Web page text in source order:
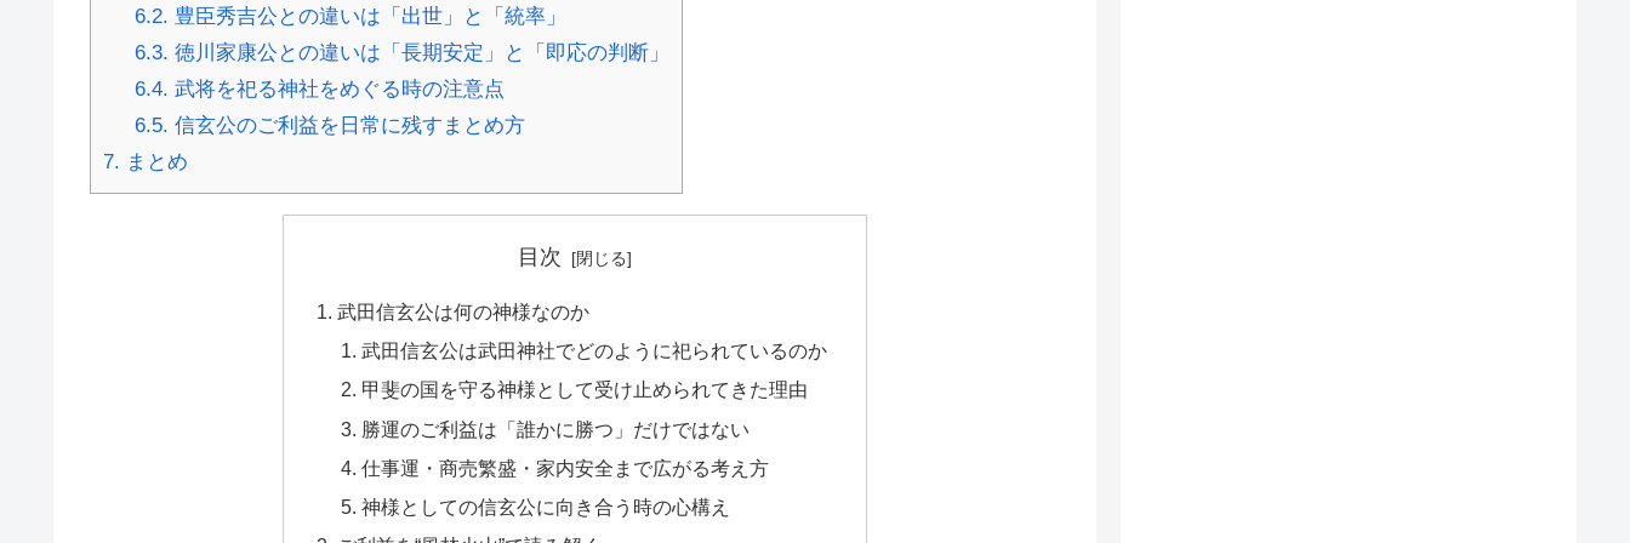
6.2. 豊臣秀吉公との違いは「出世」と「統率」
6.3. 徳川家康公との違いは「長期安定」と「即応の判断」
6.4. 武将を祀る神社をめぐる時の注意点
6.5. 信玄公のご利益を日常に残すまとめ方
7. まとめ
目次
武田信玄公は何の神様なのか
武田信玄公は武田神社でどのように祀られているのか
甲斐の国を守る神様として受け止められてきた理由
勝運のご利益は「誰かに勝つ」だけではない
仕事運・商売繁盛・家内安全まで広がる考え方
神様としての信玄公に向き合う時の心構え